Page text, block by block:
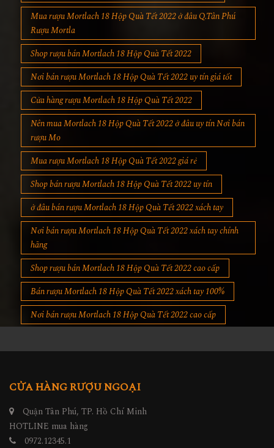
Mua rượu Mortlach 18 Hộp Quà Tết 2022 ở đâu Q.Tân Phú
Rượu Mortla
Shop rượu bán Mortlach 18 Hộp Quà Tết 2022
Nơi bán rượu Mortlach 18 Hộp Quà Tết 2022 uy tín giá tốt
Cửa hàng rượu Mortlach 18 Hộp Quà Tết 2022
Nên mua Mortlach 18 Hộp Quà Tết 2022 ở đâu uy tín Nơi bán
rượu Mo
Mua rượu Mortlach 18 Hộp Quà Tết 2022 giá rẻ
Shop bán rượu Mortlach 18 Hộp Quà Tết 2022 uy tín
ở đâu bán rượu Mortlach 18 Hộp Quà Tết 2022 xách tay
Nơi bán rượu Mortlach 18 Hộp Quà Tết 2022 xách tay chính
hãng
Shop rượu bán Mortlach 18 Hộp Quà Tết 2022 cao cấp
Bán rượu Mortlach 18 Hộp Quà Tết 2022 xách tay 100%
Nơi bán rượu Mortlach 18 Hộp Quà Tết 2022 cao cấp
CỬA HÀNG RƯỢU NGOẠI
Quận Tân Phú, TP. Hồ Chí Minh
HOTLINE mua hàng
0972.12345.1